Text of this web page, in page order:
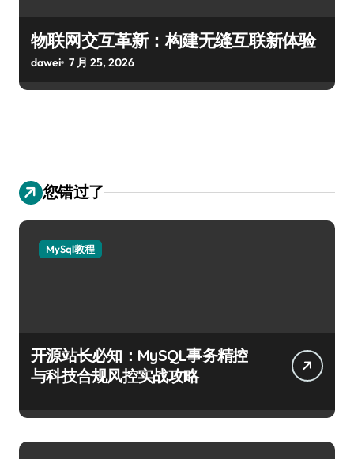
物联网交互革新：构建无缝互联新体验
dawei 7 月 25, 2026
您错过了
MySql教程
开源站长必知：MySQL事务精控
与科技合规风控实战攻略